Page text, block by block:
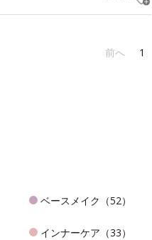
前へ 1
ベースメイク（52）
インナーケア（33）